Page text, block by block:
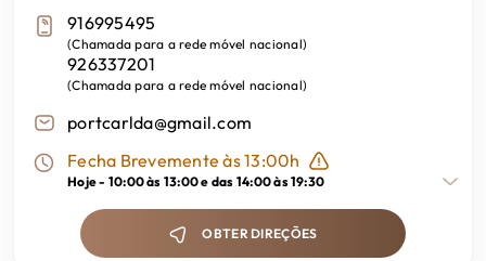
916995495
(Chamada para a rede móvel nacional)
926337201
(Chamada para a rede móvel nacional)
portcarlda@gmail.com
Fecha Brevemente às 13:00h
Hoje - 10:00 às 13:00 e das 14:00 às 19:30
OBTER DIREÇÕES